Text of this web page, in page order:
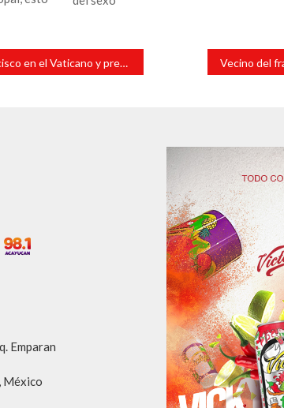
y presume fotos en redes sociales.
Emparan
México